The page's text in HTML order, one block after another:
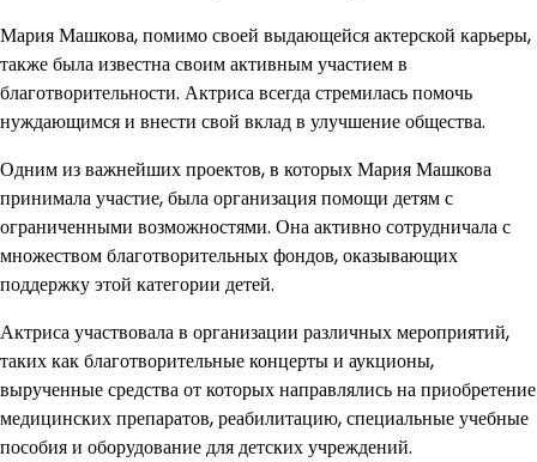
Мария Машкова, помимо своей выдающейся актерской карьеры,
также была известна своим активным участием в
благотворительности. Актриса всегда стремилась помочь
нуждающимся и внести свой вклад в улучшение общества.
Одним из важнейших проектов, в которых Мария Машкова
принимала участие, была организация помощи детям с
ограниченными возможностями. Она активно сотрудничала с
множеством благотворительных фондов, оказывающих
поддержку этой категории детей.
Актриса участвовала в организации различных мероприятий,
таких как благотворительные концерты и аукционы,
вырученные средства от которых направлялись на приобретение
медицинских препаратов, реабилитацию, специальные учебные
пособия и оборудование для детских учреждений.